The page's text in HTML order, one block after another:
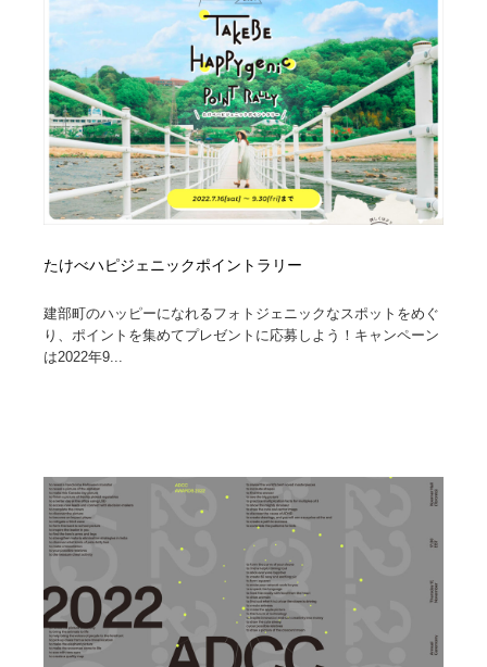
たけべハピジェニックポイントラリー
建部町のハッピーになれるフォトジェニックなスポットをめぐ
り、ポイントを集めてプレゼントに応募しよう！キャンペーン
は2022年9...